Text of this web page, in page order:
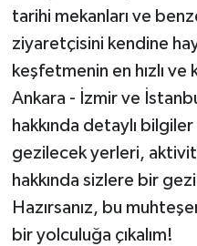
tarihi mekanları ve
ziyaretçisini kendine
keşfetmenin en hızlı
Ankara - İzmir ve
hakkında detaylı
gezilecek yerleri,
hakkında sizlere bir
Hazırsanız, bu
bir yolculuğa çıkalım!